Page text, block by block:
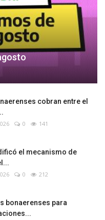
cobran entre el
0 141
el mecanismo de
0 212
bonaerenses para